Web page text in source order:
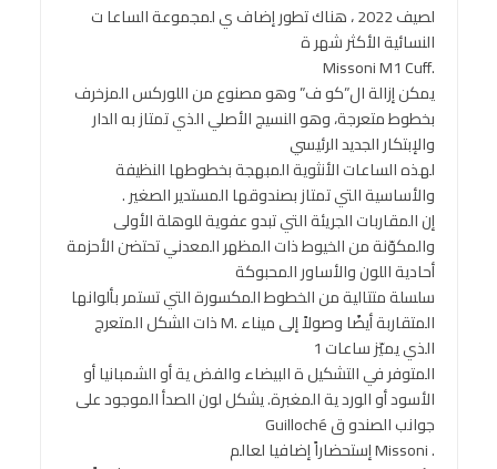
لصيف 2022 ، هناك تطور إضاف ي لمجموعة الساعا ت
النسائية الأكثر شهر ة
.Missoni M1 Cuff
يمكن إزالة ال”كو ف” وهو مصنوع من اللوركس المزخرف
بخطوط متعرجة، وهو النسيج الأصلي الذي تمتاز به الدار
والإبتكار الجديد الرئيسي
لهذه الساعات الأنثوية المبهجة بخطوطها النظيفة
والأساسية التي تمتاز بصندوقها المستدير الصغير .
إن المقاربات الجريئة التي تبدو عفوية للوهلة الأولى
والمكوّنة من الخيوط ذات المظهر المعدني تحتضن الأحزمة
أحادية اللون والأساور المحبوكة
سلسلة متتالية من الخطوط المكسورة التي تستمر بألوانها
المتقاربة أيضًا وصولاً إلى ميناء .M ذات الشكل المتعرج
الذي يميّز ساعات 1
المتوفر في التشكيل ة البيضاء والفض ية أو الشمبانيا أو
الأسود أو الورد ية المغبرة. يشكل لون الصدأ الموجود على
جوانب الصندو ق Guilloché
. Missoni إستحضاراً إضافيا لعالم